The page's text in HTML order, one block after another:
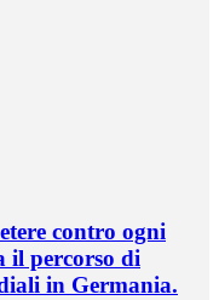
contro ogni
il percorso di
in Germania.